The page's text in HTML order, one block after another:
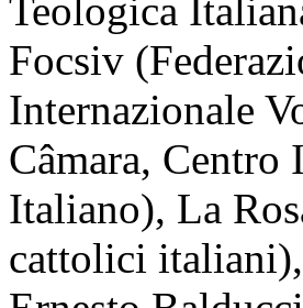
Teologica
Focsiv
Internazionale
Câmara,
Italiano), La
cattolici